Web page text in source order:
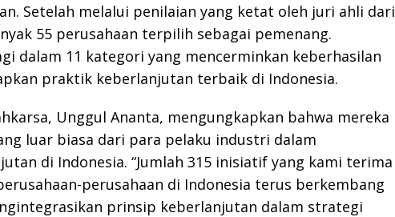
Setelah melalui penilaian yang ketat oleh juri ahli dari
55 perusahaan terpilih sebagai pemenang.
dalam 11 kategori yang mencerminkan keberhasilan
praktik keberlanjutan terbaik di Indonesia.
Unggul Ananta, mengungkapkan bahwa mereka
luar biasa dari para pelaku industri dalam
di Indonesia. “Jumlah 315 inisiatif yang kami terima
perusahaan di Indonesia terus berkembang
prinsip keberlanjutan dalam strategi